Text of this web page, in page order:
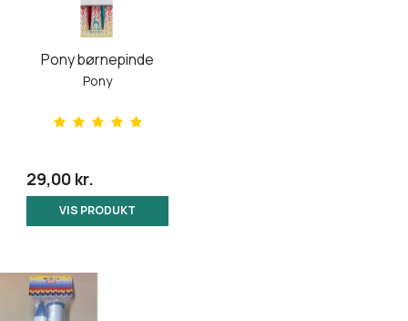
Pony børnepinde
Pony
29,00 kr.
VIS PRODUKT